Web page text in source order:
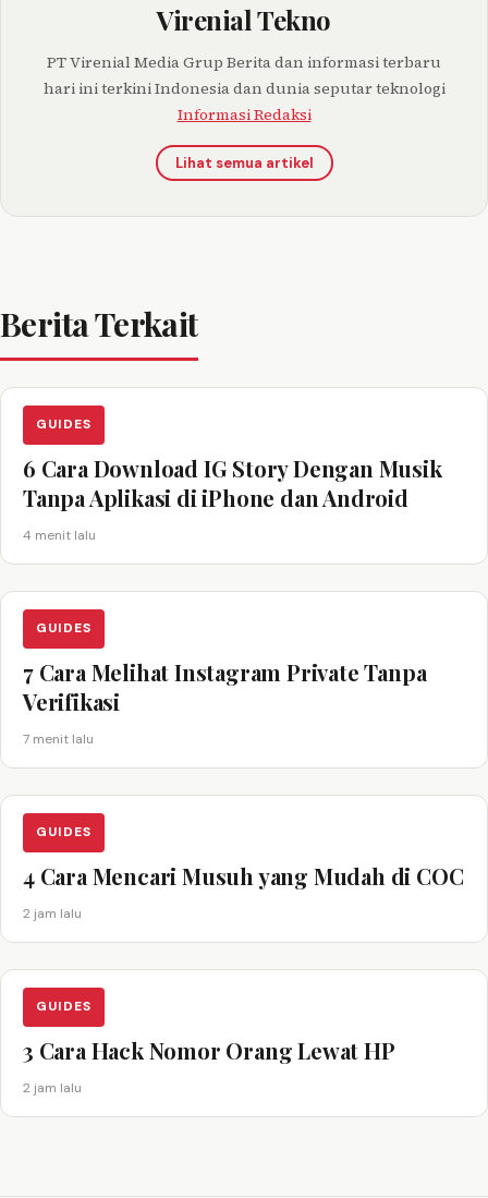
Virenial Tekno
PT Virenial Media Grup Berita dan informasi terbaru
hari ini terkini Indonesia dan dunia seputar teknologi
Informasi Redaksi
Lihat semua artikel
Berita Terkait
GUIDES
6 Cara Download IG Story Dengan Musik
Tanpa Aplikasi di iPhone dan Android
4 menit lalu
GUIDES
7 Cara Melihat Instagram Private Tanpa
Verifikasi
7 menit lalu
GUIDES
4 Cara Mencari Musuh yang Mudah di COC
2 jam lalu
GUIDES
3 Cara Hack Nomor Orang Lewat HP
2 jam lalu